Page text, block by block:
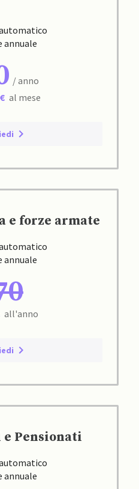
annuale
/ anno
al mese
e forze armate
annuale
all'anno
Pensionati
annuale